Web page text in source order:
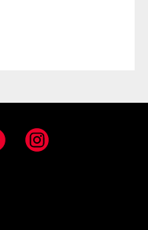
Instagram